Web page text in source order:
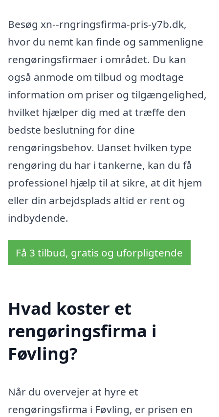
Besøg xn--rngringsfirma-pris-y7b.dk,
hvor du nemt kan finde og sammenligne
rengøringsfirmaer i området. Du kan
også anmode om tilbud og modtage
information om priser og tilgængelighed,
hvilket hjælper dig med at træffe den
bedste beslutning for dine
rengøringsbehov. Uanset hvilken type
rengøring du har i tankerne, kan du få
professionel hjælp til at sikre, at dit hjem
eller din arbejdsplads altid er rent og
indbydende.
Få 3 tilbud, gratis og uforpligtende
Hvad koster et
rengøringsfirma i
Føvling?
Når du overvejer at hyre et
rengøringsfirma i Føvling, er prisen en